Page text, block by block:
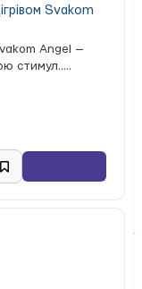
Svakom
Angel —
стимул.....